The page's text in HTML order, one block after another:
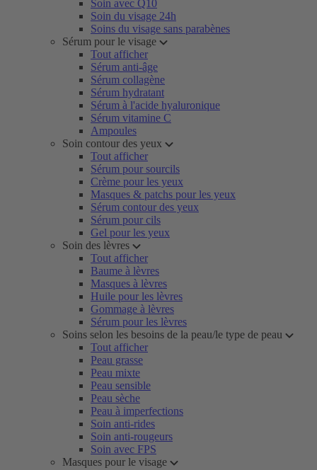
Soin avec Q10
Soin du visage 24h
Soins du visage sans parabènes
Sérum pour le visage
Tout afficher
Sérum anti-âge
Sérum collagène
Sérum hydratant
Sérum à l'acide hyaluronique
Sérum vitamine C
Ampoules
Soin contour des yeux
Tout afficher
Sérum pour sourcils
Crème pour les yeux
Masques & patchs pour les yeux
Sérum contour des yeux
Sérum pour cils
Gel pour les yeux
Soin des lèvres
Tout afficher
Baume à lèvres
Masques à lèvres
Huile pour les lèvres
Gommage à lèvres
Sérum pour les lèvres
Soins selon les besoins de la peau/le type de peau
Tout afficher
Peau grasse
Peau mixte
Peau sensible
Peau sèche
Peau à imperfections
Soin anti-rides
Soin anti-rougeurs
Soin avec FPS
Masques pour le visage